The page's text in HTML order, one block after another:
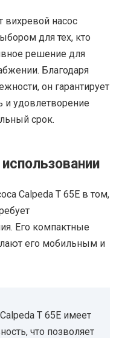
вихревой насос
для тех, кто
решение для
Благодаря
он гарантирует
и удовлетворение
срок.
Calpeda T 65E в том,
Его компактные
его мобильным и
T 65E имеет
что позволяет